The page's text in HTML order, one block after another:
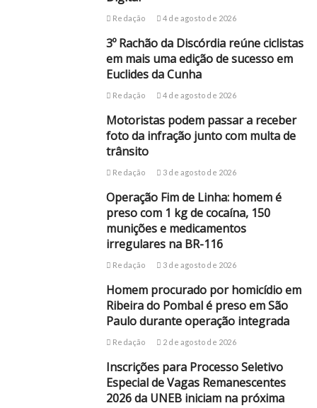
Redação 4 de agosto de 2026
3º Rachão da Discórdia reúne ciclistas
em mais uma edição de sucesso em
Euclides da Cunha
Redação 4 de agosto de 2026
Motoristas podem passar a receber
foto da infração junto com multa de
trânsito
Redação 3 de agosto de 2026
Operação Fim de Linha: homem é
preso com 1 kg de cocaína, 150
munições e medicamentos
irregulares na BR-116
Redação 3 de agosto de 2026
Homem procurado por homicídio em
Ribeira do Pombal é preso em São
Paulo durante operação integrada
Redação 2 de agosto de 2026
Inscrições para Processo Seletivo
Especial de Vagas Remanescentes
2026 da UNEB iniciam na próxima